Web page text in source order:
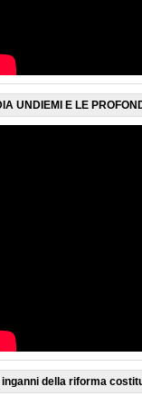
UNDIEMI E LE
inganni della riforma